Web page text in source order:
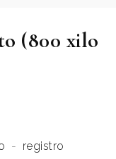
(800 xilo
- registro